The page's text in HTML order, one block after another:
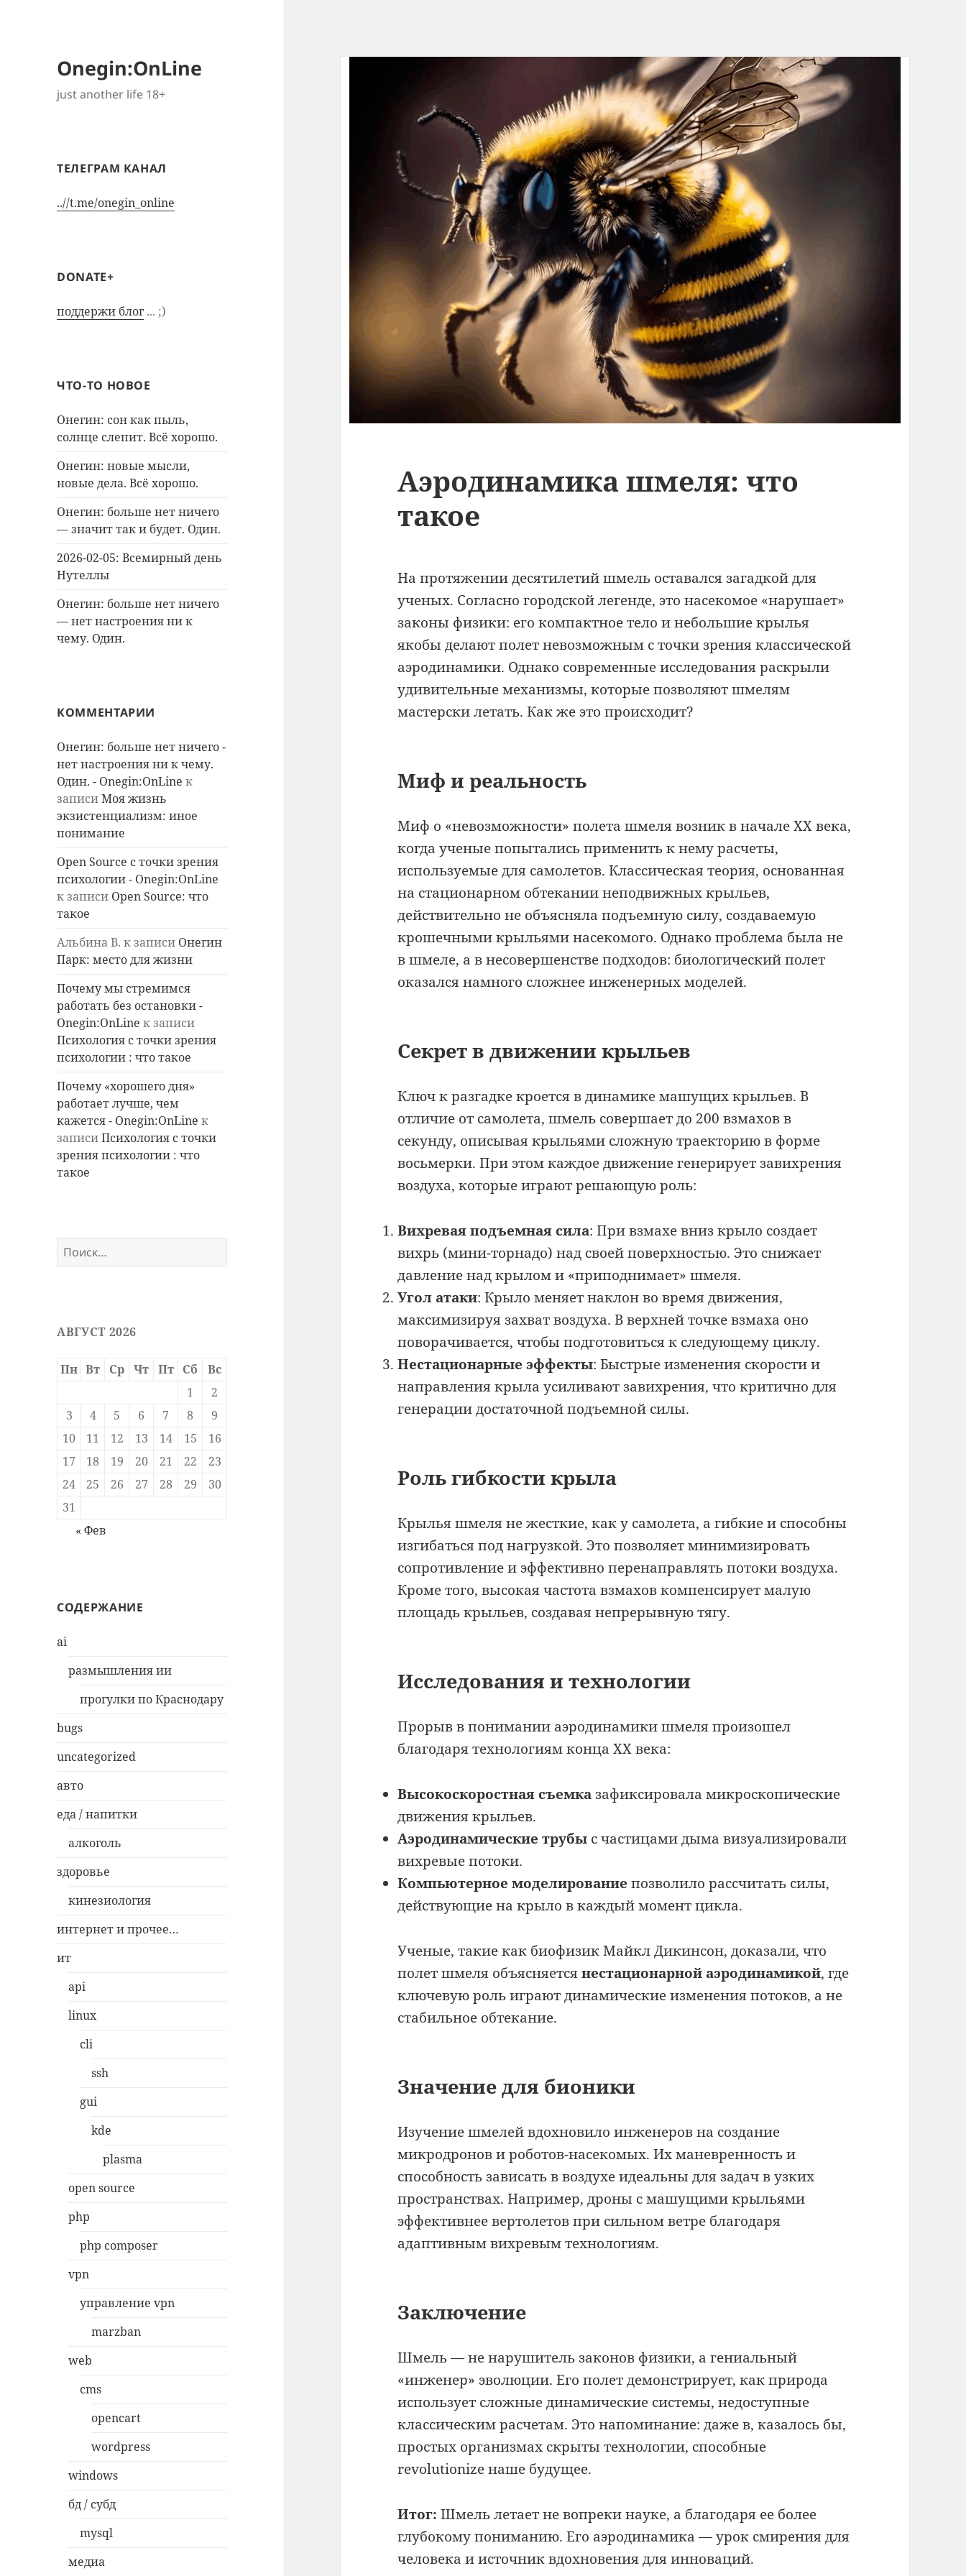
Onegin:OnLine
just another life 18+
ТЕЛЕГРАМ КАНАЛ
..//t.me/onegin_online
DONATE+
поддержи блог ... ;)
ЧТО-ТО НОВОЕ
Онегин: сон как пыль,
солнце слепит. Всё хорошо.
Онегин: новые мысли,
новые дела. Всё хорошо.
Онегин: больше нет ничего
— значит так и будет. Один.
2026-02-05: Всемирный день
Нутеллы
Онегин: больше нет ничего
— нет настроения ни к
чему. Один.
КОММЕНТАРИИ
Онегин: больше нет ничего -
нет настроения ни к чему.
Один. - Onegin:OnLine к
записиМоя жизнь
экзистенциализм: иное
понимание
Open Source с точки зрения
психологии - Onegin:OnLine
к записи Open Source: что
такое
Альбина В. к записи Онегин
Парк: место для жизни
Почему мы стремимся
работать без остановки -
Onegin:OnLine к записи
Психология с точки зрения
психологии : что такое
Почему «хорошего дня»
работает лучше, чем
кажется - Onegin:OnLine к
записиПсихология с точки
зрения психологии : что
такое
Найти:
АВГУСТ 2026
Пн Вт Ср Чт Пт Сб
Вс
1
2
3
4 5 6 7 8
9
10
11 12 13 14 15
16
17
18 19 20 21 22
23
24
25 26 27 28 29
30
31
« Фев
СОДЕРЖАНИЕ
ai
размышления ии
прогулки по Краснодару
bugs
uncategorized
авто
еда / напитки
алкоголь
здоровье
кинезиология
интернет и прочее…
ит
api
linux
cli
ssh
gui
kde
plasma
open source
php
php composer
vpn
управление vpn
marzban
web
cms
opencart
wordpress
windows
бд / субд
mysql
медиа
Аэродинамика шмеля: что
такое
На протяжении десятилетий шмель оставался загадкой для
ученых. Согласно городской легенде, это насекомое «нарушает»
законы физики: его компактное тело и небольшие крылья
якобы делают полет невозможным с точки зрения классической
аэродинамики. Однако современные исследования раскрыли
удивительные механизмы, которые позволяют шмелям
мастерски летать. Как же это происходит?
Миф и реальность
Миф о «невозможности» полета шмеля возник в начале XX века,
когда ученые попытались применить к нему расчеты,
используемые для самолетов. Классическая теория, основанная
на стационарном обтекании неподвижных крыльев,
действительно не объясняла подъемную силу, создаваемую
крошечными крыльями насекомого. Однако проблема была не
в шмеле, а в несовершенстве подходов: биологический полет
оказался намного сложнее инженерных моделей.
Секрет в движении крыльев
Ключ к разгадке кроется в динамике машущих крыльев. В
отличие от самолета, шмель совершает до 200 взмахов в
секунду, описывая крыльями сложную траекторию в форме
восьмерки. При этом каждое движение генерирует завихрения
воздуха, которые играют решающую роль:
Вихревая подъемная сила: При взмахе вниз крыло создает
вихрь (мини-торнадо) над своей поверхностью. Это снижает
давление над крылом и «приподнимает» шмеля.
Угол атаки: Крыло меняет наклон во время движения,
максимизируя захват воздуха. В верхней точке взмаха оно
поворачивается, чтобы подготовиться к следующему циклу.
Нестационарные эффекты: Быстрые изменения скорости и
направления крыла усиливают завихрения, что критично для
генерации достаточной подъемной силы.
Роль гибкости крыла
Крылья шмеля не жесткие, как у самолета, а гибкие и способны
изгибаться под нагрузкой. Это позволяет минимизировать
сопротивление и эффективно перенаправлять потоки воздуха.
Кроме того, высокая частота взмахов компенсирует малую
площадь крыльев, создавая непрерывную тягу.
Исследования и технологии
Прорыв в понимании аэродинамики шмеля произошел
благодаря технологиям конца XX века:
Высокоскоростная съемказафиксировала микроскопические
движения крыльев.
Аэродинамические трубы с частицами дыма визуализировали
вихревые потоки.
Компьютерное моделирование позволило рассчитать силы,
действующие на крыло в каждый момент цикла.
Ученые, такие как биофизик Майкл Дикинсон, доказали, что
полет шмеля объясняетсянестационарной аэродинамикой, где
ключевую роль играют динамические изменения потоков, а не
стабильное обтекание.
Значение для бионики
Изучение шмелей вдохновило инженеров на создание
микродронов и роботов-насекомых. Их маневренность и
способность зависать в воздухе идеальны для задач в узких
пространствах. Например, дроны с машущими крыльями
эффективнее вертолетов при сильном ветре благодаря
адаптивным вихревым технологиям.
Заключение
Шмель — не нарушитель законов физики, а гениальный
«инженер» эволюции. Его полет демонстрирует, как природа
использует сложные динамические системы, недоступные
классическим расчетам. Это напоминание: даже в, казалось бы,
простых организмах скрыты технологии, способные
revolutionize наше будущее.
Итог: Шмель летает не вопреки науке, а благодаря ее более
глубокому пониманию. Его аэродинамика — урок смирения для
человека и источник вдохновения для инноваций.